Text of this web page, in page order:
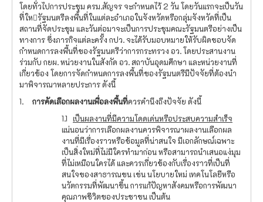
โดยทั่วไปการประชุม ครม.สัญจร จะกำหนดไว้ 2 วัน โดยวันแรกจะเป็นวัน
ที่ใหรัฐมนตรีลงพื้นที่ในแต่ละอําเภอในจังหวัดหรือกลุ่มจังหวัดที่เป็น
สถานที่จัดประชุม และวันต่อมาจะเป็นการประชุมคณะรัฐมนตรีอย่างเป็น
ทางการ ซึ่งภารกิจแต่ละครั้ง กปว. จะได้รับมอบหมายให้รับผิดชอบจัด
กำหนดการลงพื้นที่ของรัฐมนตรีว่าการกระทรวง อว. โดยประสานงาน
ร่วมกับ กยผ. หน่วยงานในสังกัด อว. สถาบันอุดมศึกษา และหน่วยงานที่
เกี่ยวข้อง โดยการจัดกำหนดการลงพื้นที่ของรัฐมนตรีมีปัจจัยที่ต้องนำ
มาพิจารณาหลายประการ ดังนี้
1. การคัดเลือกผลงานเพื่อลงพื้นที่ควรคำนึงถึงปัจจัย ดังนี้
1.1 เป็นผลงานที่มีความโดดเด่นหรือประสบความสำเร็จ
แน่นอนว่าการเลือกผลงานควรพิจารณาผลงานเลือกผล
งานที่มีเรื่องราวหรือข้อมูลที่น่าสนใจ มีเอกลักษณ์เฉพาะ
เป็นสิ่งใหม่ที่ไม่มีใครทำมาก่อน หรือสามารถนำเสนอแง่มุม
ที่ไม่เหมือนใครได้ และควรเกี่ยวข้องกับเรื่องราวที่เป็นที่
สนใจของสาธารณชน เช่น นโยบายใหม่ เทคโนโลยีหรือ
นวัตกรรมที่พัฒนาขึ้น การแก้ปัญหาสังคมหรือการพัฒนา
คุณภาพชีวิตของประชาชน เป็นต้น